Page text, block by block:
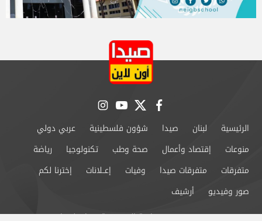
facebook
twitter
youtube
instagram
الرئيسية لبنان صيدا شؤون فلسطينية
عربي دولي
منوعات
إقتصاد وأعمال صحة وطب تكنولوجيا
رياضة
متفرقات
متفرقات صيدا وفيات إعــلانات
إخترنا لكم
صور وفيديو
أرشيف
من نحن
سياسة الخصوصية اتصل بنا